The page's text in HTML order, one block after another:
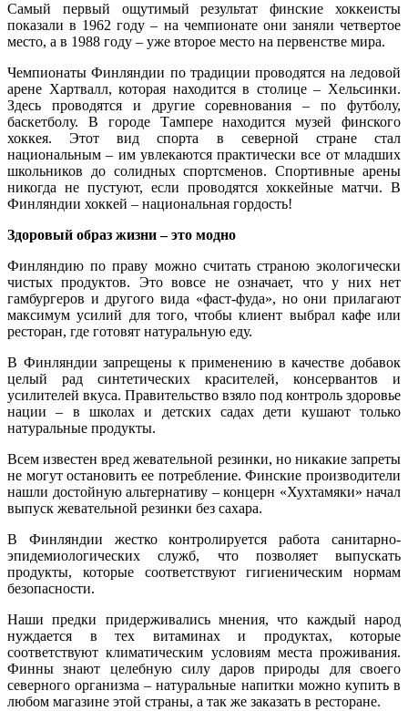
Самый первый ощутимый результат финские хоккеисты
показали в 1962 году – на чемпионате они заняли четвертое
место, а в 1988 году – уже второе место на первенстве мира.
Чемпионаты Финляндии по традиции проводятся на ледовой
арене Хартвалл, которая находится в столице – Хельсинки.
Здесь проводятся и другие соревнования – по футболу,
баскетболу. В городе Тампере находится музей финского
хоккея. Этот вид спорта в северной стране стал
национальным – им увлекаются практически все от младших
школьников до солидных спортсменов. Спортивные арены
никогда не пустуют, если проводятся хоккейные матчи. В
Финляндии хоккей – национальная гордость!
Здоровый образ жизни – это модно
Финляндию по праву можно считать страною экологически
чистых продуктов. Это вовсе не означает, что у них нет
гамбургеров и другого вида «фаст-фуда», но они прилагают
максимум усилий для того, чтобы клиент выбрал кафе или
ресторан, где готовят натуральную еду.
В Финляндии запрещены к применению в качестве добавок
целый рад синтетических красителей, консервантов и
усилителей вкуса. Правительство взяло под контроль здоровье
нации – в школах и детских садах дети кушают только
натуральные продукты.
Всем известен вред жевательной резинки, но никакие запреты
не могут остановить ее потребление. Финские производители
нашли достойную альтернативу – концерн «Хухтамяки» начал
выпуск жевательной резинки без сахара.
В Финляндии жестко контролируется работа санитарно-
эпидемиологических служб, что позволяет выпускать
продукты, которые соответствуют гигиеническим нормам
безопасности.
Наши предки придерживались мнения, что каждый народ
нуждается в тех витаминах и продуктах, которые
соответствуют климатическим условиям места проживания.
Финны знают целебную силу даров природы для своего
северного организма – натуральные напитки можно купить в
любом магазине этой страны, а так же заказать в ресторане.